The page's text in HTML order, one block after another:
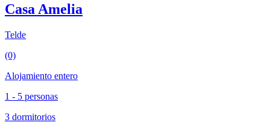
Casa Amelia
Telde
(0)
Alojamiento entero
1 - 5 personas
3 dormitorios